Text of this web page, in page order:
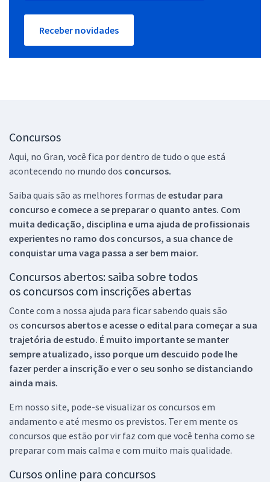
Receber novidades
Concursos
Aqui, no Gran, você fica por dentro de tudo o que está
acontecendo no mundo dos concursos.
Saiba quais são as melhores formas de estudar para
concurso e comece a se preparar o quanto antes. Com
muita dedicação, disciplina e uma ajuda de profissionais
experientes no ramo dos concursos, a sua chance de
conquistar uma vaga passa a ser bem maior.
Concursos abertos: saiba sobre todos
os concursos com inscrições abertas
Conte com a nossa ajuda para ficar sabendo quais são
os concursos abertos e acesse o edital para começar a sua
trajetória de estudo. É muito importante se manter
sempre atualizado, isso porque um descuido pode lhe
fazer perder a inscrição e ver o seu sonho se distanciando
ainda mais.
Em nosso site, pode-se visualizar os concursos em
andamento e até mesmo os previstos. Ter em mente os
concursos que estão por vir faz com que você tenha como se
preparar com mais calma e com muito mais qualidade.
Cursos online para concursos